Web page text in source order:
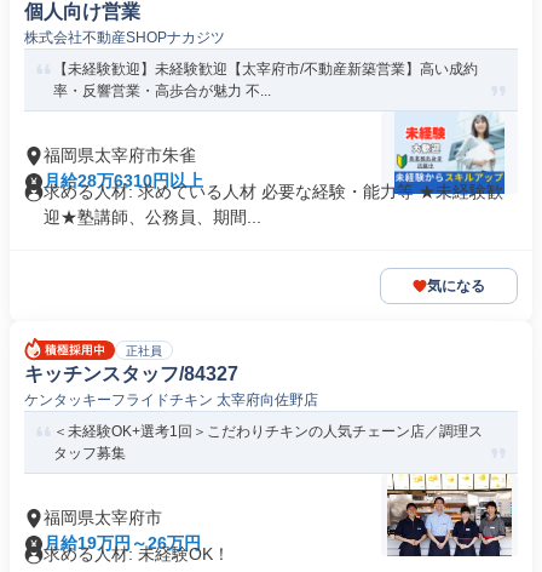
個人向け営業
株式会社不動産SHOPナカジツ
【未経験歓迎】未経験歓迎【太宰府市/不動産新築営業】高い成約
率・反響営業・高歩合が魅力 不...
福岡県太宰府市朱雀
月給28万6310円以上
求める人材: 求めている人材 必要な経験・能力等 ★未経験歓
迎★塾講師、公務員、期間...
気になる
正社員
キッチンスタッフ/84327
ケンタッキーフライドチキン 太宰府向佐野店
＜未経験OK+選考1回＞こだわりチキンの人気チェーン店／調理ス
タッフ募集
福岡県太宰府市
月給19万円～26万円
求める人材: 未経験OK！